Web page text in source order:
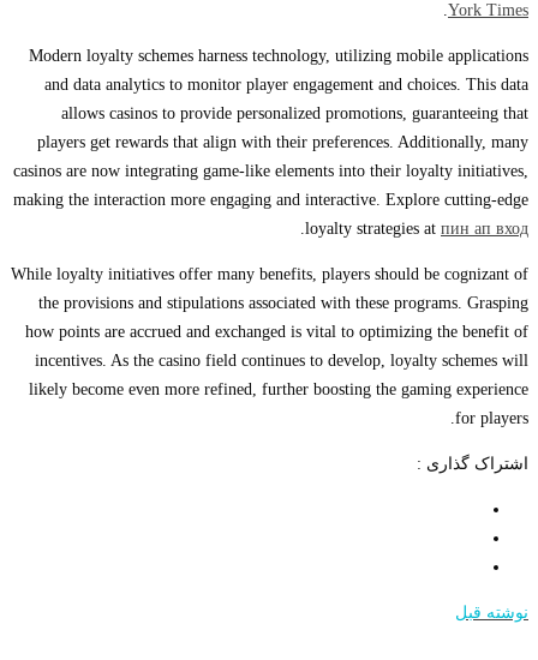
York Times
.
Modern loyalty schemes harness technology, utilizing mobile applications
and data analytics to monitor player engagement and choices. This data
allows casinos to provide personalized promotions, guaranteeing that
players get rewards that align with their preferences. Additionally, many
casinos are now integrating game-like elements into their loyalty initiatives,
making the interaction more engaging and interactive. Explore cutting-edge
loyalty strategies at пин ап вход
.
While loyalty initiatives offer many benefits, players should be cognizant of
the provisions and stipulations associated with these programs. Grasping
how points are accrued and exchanged is vital to optimizing the benefit of
incentives. As the casino field continues to develop, loyalty schemes will
likely become even more refined, further boosting the gaming experience
for players.
اشتراک گذاری :
نوشته قبل